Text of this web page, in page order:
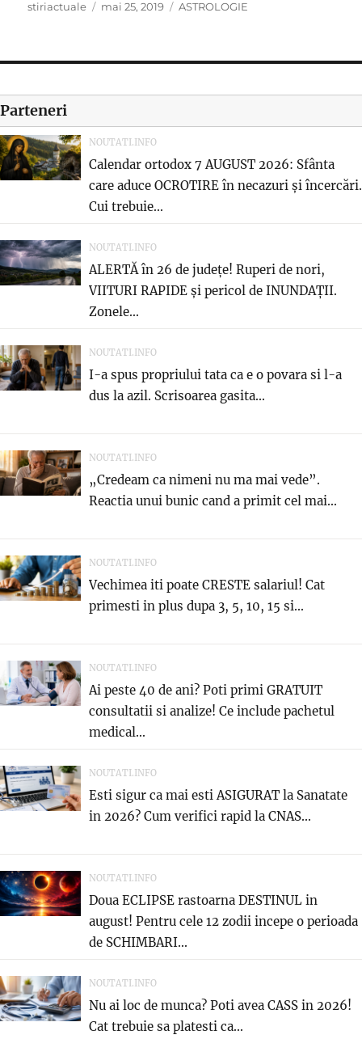
Author
stiriactuale
Posted
mai 25, 2019 Categories
ASTROLOGIE
Parteneri
NOUTATI.INFO
Calendar ortodox 7 AUGUST 2026: Sfânta
care aduce OCROTIRE în necazuri și încercări.
Cui trebuie...
NOUTATI.INFO
ALERTĂ în 26 de județe! Ruperi de nori,
VIITURI RAPIDE și pericol de INUNDAȚII.
Zonele...
NOUTATI.INFO
I-a spus propriului tata ca e o povara si l-a
dus la azil. Scrisoarea gasita...
NOUTATI.INFO
„Credeam ca nimeni nu ma mai vede”.
Reactia unui bunic cand a primit cel mai...
NOUTATI.INFO
Vechimea iti poate CRESTE salariul! Cat
primesti in plus dupa 3, 5, 10, 15 si...
NOUTATI.INFO
Ai peste 40 de ani? Poti primi GRATUIT
consultatii si analize! Ce include pachetul
medical...
NOUTATI.INFO
Esti sigur ca mai esti ASIGURAT la Sanatate
in 2026? Cum verifici rapid la CNAS...
NOUTATI.INFO
Doua ECLIPSE rastoarna DESTINUL in
august! Pentru cele 12 zodii incepe o perioada
de SCHIMBARI...
NOUTATI.INFO
Nu ai loc de munca? Poti avea CASS in 2026!
Cat trebuie sa platesti ca...